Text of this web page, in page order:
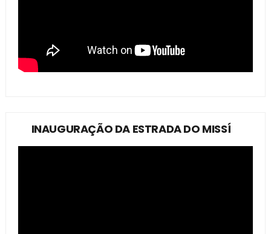
INAUGURAÇÃO DA ESTRADA DO MISSÍ